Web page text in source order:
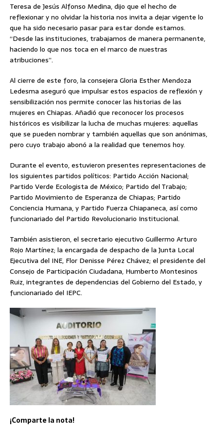
Teresa de Jesús Alfonso Medina, dijo que el hecho de
reflexionar y no olvidar la historia nos invita a dejar vigente lo
que ha sido necesario pasar para estar donde estamos.
“Desde las instituciones, trabajamos de manera permanente,
haciendo lo que nos toca en el marco de nuestras
atribuciones”.
Al cierre de este foro, la consejera Gloria Esther Mendoza
Ledesma aseguró que impulsar estos espacios de reflexión y
sensibilización nos permite conocer las historias de las
mujeres en Chiapas. Añadió que reconocer los procesos
históricos es visibilizar la lucha de muchas mujeres: aquellas
que se pueden nombrar y también aquellas que son anónimas,
pero cuyo trabajo abonó a la realidad que tenemos hoy.
Durante el evento, estuvieron presentes representaciones de
los siguientes partidos políticos: Partido Acción Nacional;
Partido Verde Ecologista de México; Partido del Trabajo;
Partido Movimiento de Esperanza de Chiapas; Partido
Conciencia Humana, y Partido Fuerza Chiapaneca, así como
funcionariado del Partido Revolucionario Institucional.
También asistieron, el secretario ejecutivo Guillermo Arturo
Rojo Martínez; la encargada de despacho de la Junta Local
Ejecutiva del INE, Flor Denisse Pérez Chávez; el presidente del
Consejo de Participación Ciudadana, Humberto Montesinos
Ruiz, integrantes de dependencias del Gobierno del Estado, y
funcionariado del IEPC.
¡Comparte la nota!